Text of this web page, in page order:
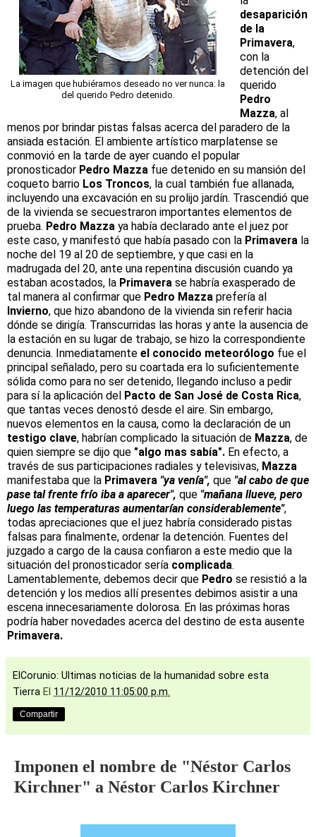
La imagen que hubiéramos deseado no ver nunca: la
del querido Pedro detenido.
desaparición
de la
Primavera,
con la
detención del
querido
Pedro
Mazza, al
menos por brindar pistas falsas acerca del paradero de la
ansiada estación. El ambiente artístico marplatense se
conmovió en la tarde de ayer cuando el popular
pronosticador Pedro Mazza fue detenido en su mansión del
coqueto barrio Los Troncos, la cual también fue allanada,
incluyendo una excavación en su prolijo jardín. Trascendió que
de la vivienda se secuestraron importantes elementos de
prueba. Pedro Mazza ya había declarado ante el juez por
este caso, y manifestó que había pasado con la Primavera la
noche del 19 al 20 de septiembre, y que casi en la
madrugada del 20, ante una repentina discusión cuando ya
estaban acostados, la Primavera se habría exasperado de
tal manera al confirmar que Pedro Mazza prefería al
Invierno, que hizo abandono de la vivienda sin referir hacia
dónde se dirigía. Transcurridas las horas y ante la ausencia de
la estación en su lugar de trabajo, se hizo la correspondiente
denuncia. Inmediatamente el conocido meteorólogo fue el
principal señalado, pero su coartada era lo suficientemente
sólida como para no ser detenido, llegando incluso a pedir
para sí la aplicación del Pacto de San José de Costa Rica,
que tantas veces denostó desde el aire. Sin embargo,
nuevos elementos en la causa, como la declaración de un
testigo clave, habrían complicado la situación de Mazza, de
quien siempre se dijo que "algo mas sabía". En efecto, a
través de sus participaciones radiales y televisivas, Mazza
manifestaba que la Primavera "ya venía", que "al cabo de que
pase tal frente frío iba a aparecer", que "mañana llueve, pero
luego las temperaturas aumentarían considerablemente",
todas apreciaciones que el juez habría considerado pistas
falsas para finalmente, ordenar la detención. Fuentes del
juzgado a cargo de la causa confiaron a este medio que la
situación del pronosticador sería complicada.
Lamentablemente, debemos decir que Pedro se resistió a la
detención y los medios allí presentes debimos asistir a una
escena innecesariamente dolorosa. En las próximas horas
podría haber novedades acerca del destino de esta ausente
Primavera.
ElCorunio: Ultimas noticias de la humanidad sobre esta
Tierra El 11/12/2010 11:05:00 p.m.
Compartir
Imponen el nombre de "Néstor Carlos
Kirchner" a Néstor Carlos Kirchner